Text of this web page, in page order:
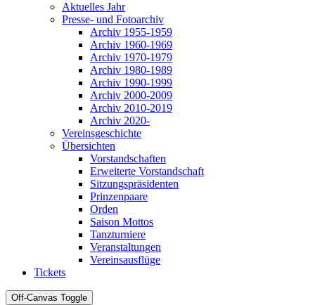
Aktuelles Jahr
Presse- und Fotoarchiv
Archiv 1955-1959
Archiv 1960-1969
Archiv 1970-1979
Archiv 1980-1989
Archiv 1990-1999
Archiv 2000-2009
Archiv 2010-2019
Archiv 2020-
Vereinsgeschichte
Übersichten
Vorstandschaften
Erweiterte Vorstandschaft
Sitzungspräsidenten
Prinzenpaare
Orden
Saison Mottos
Tanzturniere
Veranstaltungen
Vereinsausflüge
Tickets
Off-Canvas Toggle